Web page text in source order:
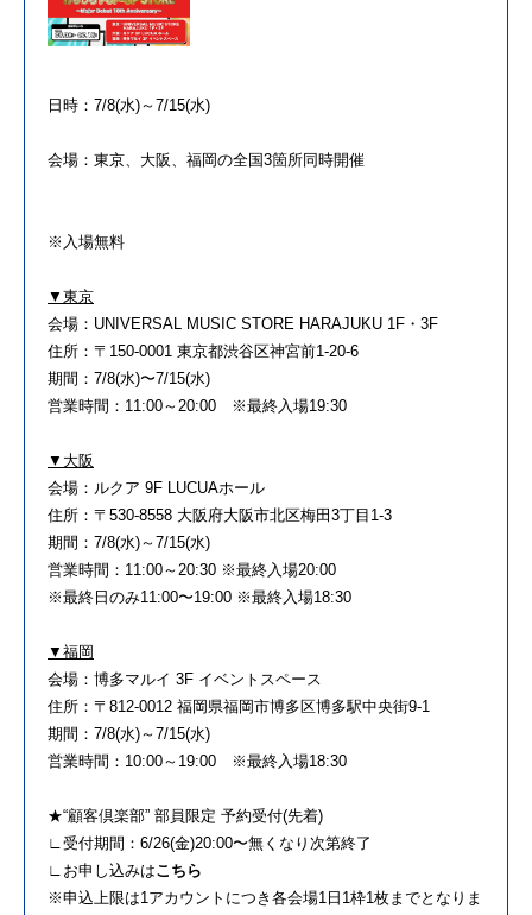
日時： 7/8(水)～7/15(水)
会場：東京、大阪、福岡の全国3箇所同時開催
※入場無料
▼東京
会場： UNIVERSAL MUSIC STORE HARAJUKU 1F ・ 3F
住所：〒 150-0001 東京都渋谷区神宮前1-20-6
期間： 7/8(水)〜7/15(水)
営業時間： 11:00～20:00 ※最終入場19:30
▼大阪
会場：ルクア 9F LUCUAホール
住所：〒 530-8558 大阪府大阪市北区梅田 3丁目 1-3
期間： 7/8(水)～7/15(水)
営業時間： 11:00～20:30 ※最終入場20:00
※最終日のみ11:00〜19:00 ※最終入場18:30
▼福岡
会場：博多マルイ 3F イベントスペース
住所：〒 812-0012 福岡県福岡市博多区博多駅中央街9-1
期間： 7/8(水)～7/15(水)
営業時間： 10:00～ 19:00 ※最終入場18:30
★“顧客倶楽部” 部員限定 予約受付(先着)
∟受付期間： 6/26(金)20:00〜無くなり次第終了
∟ お申し込みはこちら
※申込上限は1アカウントにつき各会場1 日 1枠1枚までとなりま